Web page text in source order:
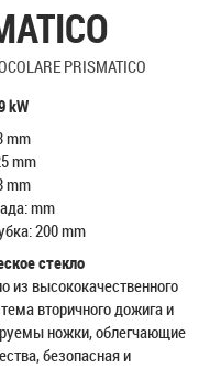
PRISMATICO
kW
mm
mm
mm
mm
200 mm
стекло
из высококачественного
вторичного дожига и
ножки, облегчающие
безопасная и